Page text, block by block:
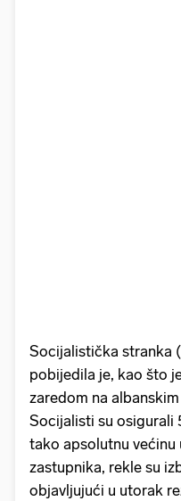
Socijalistička stranka
pobijedila je, kao što
zaredom na
Socijalisti su osigurali
tako apsolutnu većinu
zastupnika, rekle su
objavljujući u utorak